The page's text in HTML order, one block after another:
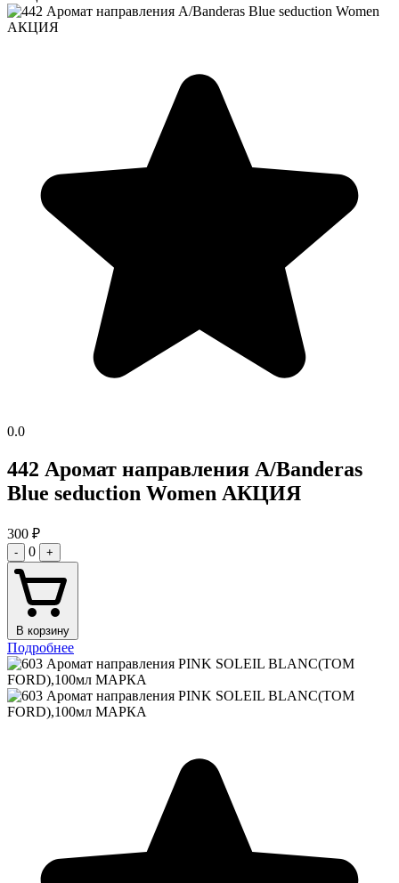
0.0
442 Аромат направления A/Banderas
Blue seduction Women АКЦИЯ
300 ₽
- 0 +
В корзину
Подробнее